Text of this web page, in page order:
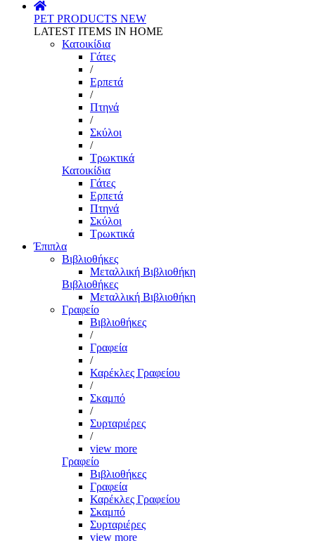
PET PRODUCTS NEW
LATEST ITEMS IN HOME
Κατοικίδια
Γάτες
/
Ερπετά
/
Πτηνά
/
Σκύλοι
/
Τρωκτικά
Κατοικίδια
Γάτες
Ερπετά
Πτηνά
Σκύλοι
Τρωκτικά
Έπιπλα
Βιβλιοθήκες
Μεταλλική Βιβλιοθήκη
Βιβλιοθήκες
Μεταλλική Βιβλιοθήκη
Γραφείο
Βιβλιοθήκες
/
Γραφεία
/
Καρέκλες Γραφείου
/
Σκαμπό
/
Συρταριέρες
/
view more
Γραφείο
Βιβλιοθήκες
Γραφεία
Καρέκλες Γραφείου
Σκαμπό
Συρταριέρες
view more